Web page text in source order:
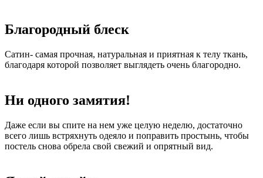
Благородный блеск
Сатин- самая прочная, натуральная и приятная к телу ткань,
благодаря которой позволяет выглядеть очень благородно.
Ни одного замятия!
Даже если вы спите на нем уже целую неделю, достаточно
всего лишь встряхнуть одеяло и поправить простынь, чтобы
постель снова обрела свой свежий и опрятный вид.